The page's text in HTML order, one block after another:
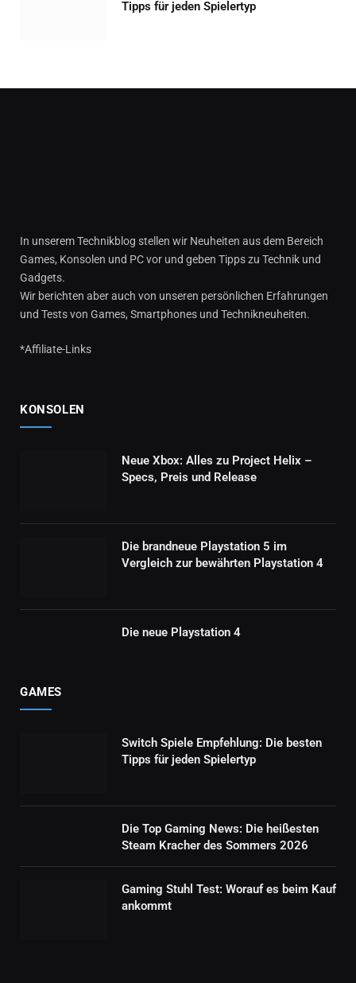
Tipps für jeden Spielertyp
In unserem Technikblog stellen wir Neuheiten aus dem Bereich
Games, Konsolen und PC vor und geben Tipps zu Technik und
Gadgets.
Wir berichten aber auch von unseren persönlichen Erfahrungen
und Tests von Games, Smartphones und Technikneuheiten.
*Affiliate-Links
KONSOLEN
Neue Xbox: Alles zu Project Helix –
Specs, Preis und Release
Die brandneue Playstation 5 im
Vergleich zur bewährten Playstation 4
Die neue Playstation 4
GAMES
Switch Spiele Empfehlung: Die besten
Tipps für jeden Spielertyp
Die Top Gaming News: Die heißesten
Steam Kracher des Sommers 2026
Gaming Stuhl Test: Worauf es beim Kauf
ankommt